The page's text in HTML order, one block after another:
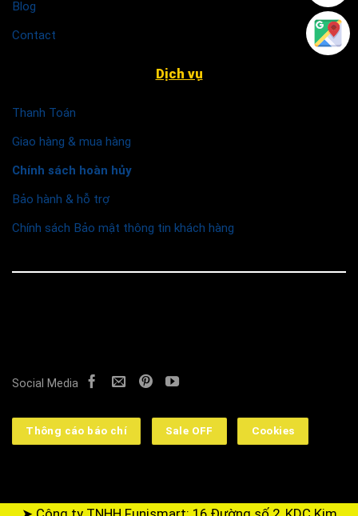
Blog
Contact
Dịch vụ
Thanh Toán
Giao hàng & mua hàng
Chính sách hoàn hủy
Bảo hành & hỗ trợ
Chính sách Bảo mật thông tin khách hàng
Social Media
Thông cáo báo chí Sale OFF Cookies